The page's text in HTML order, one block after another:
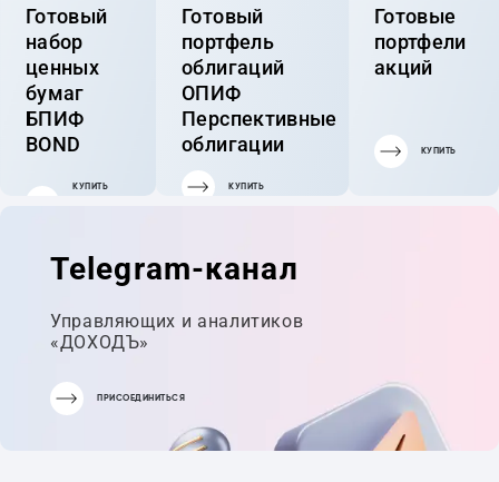
Готовый
набор
ценных
бумаг
БПИФ
BOND
КУПИТЬ
Готовый
портфель
облигаций
ОПИФ
Перспективные
облигации
КУПИТЬ
Готовые
портфели
акций
КУПИТЬ
Telegram-канал
Управляющих и аналитиков
«ДОХОДЪ»
ПРИСОЕДИНИТЬСЯ